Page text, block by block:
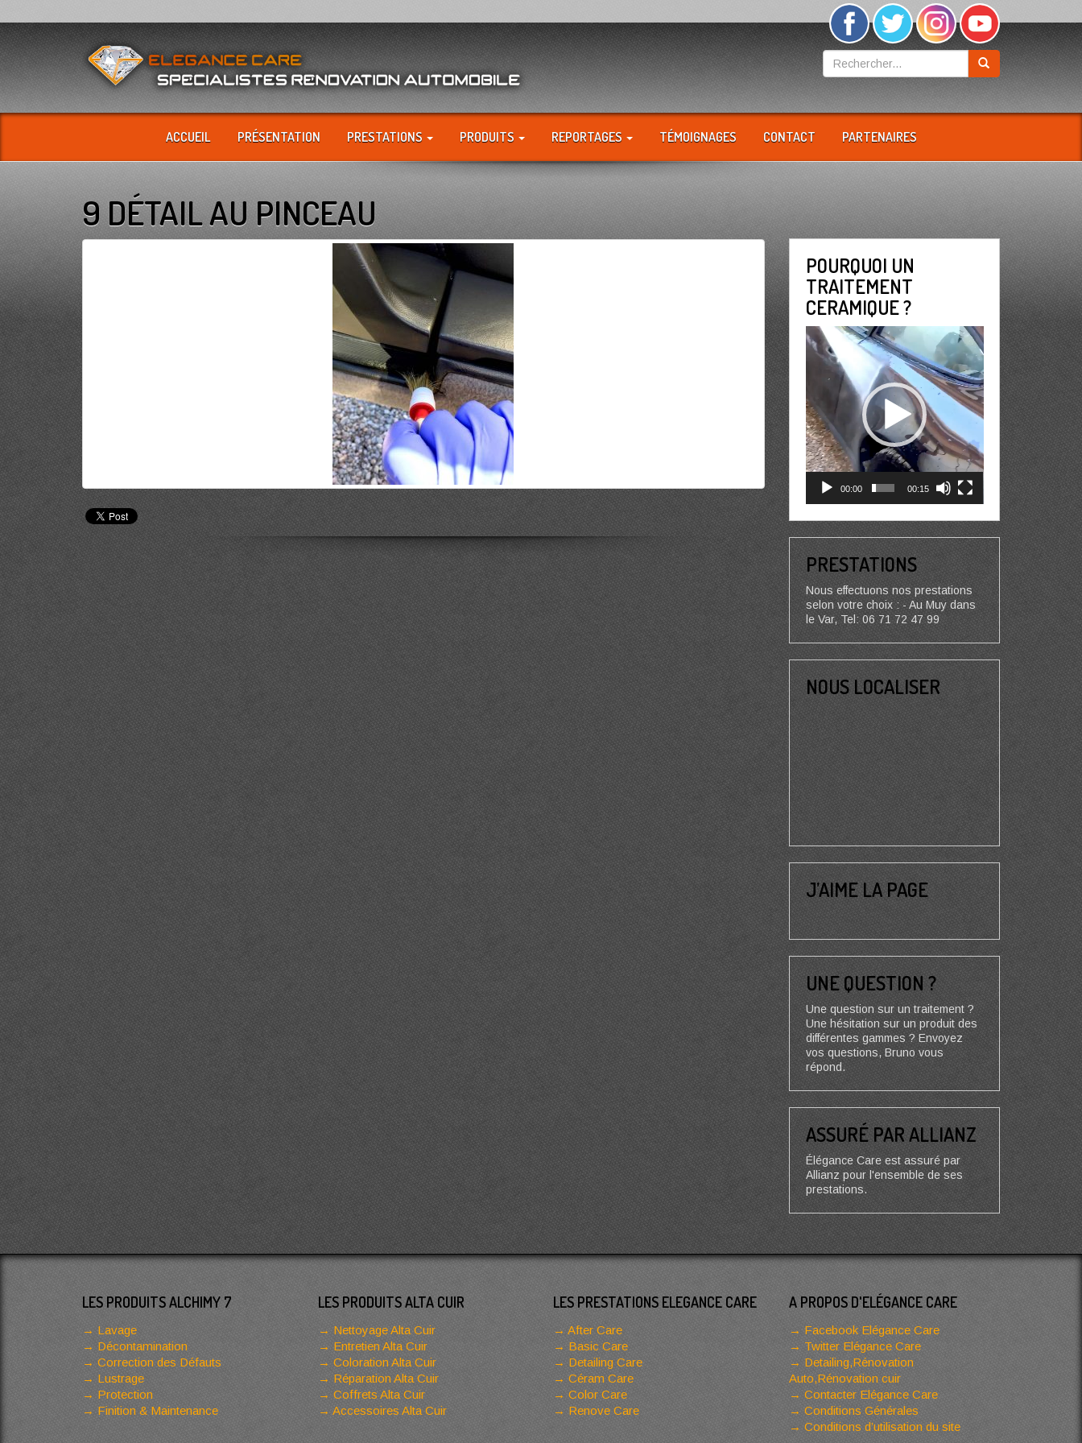
ACCUEIL PRÉSENTATION PRESTATIONS PRODUITS REPORTAGES TÉMOIGNAGES CONTACT PARTENAIRES
9 DÉTAIL AU PINCEAU
POURQUOI UN
TRAITEMENT
CERAMIQUE ?
Lecteur
vidéo
00:00 00:15
PRESTATIONS
Nous effectuons nos prestations
selon votre choix : - Au Muy dans
le Var, Tel: 06 71 72 47 99
NOUS LOCALISER
J’AIME LA PAGE
UNE QUESTION ?
Une question sur un traitement ?
Une hésitation sur un produit des
différentes gammes ? Envoyez
vos questions, Bruno vous
répond.
ASSURÉ PAR ALLIANZ
Élégance Care est assuré par
Allianz pour l'ensemble de ses
prestations.
LES PRODUITS ALCHIMY 7
Lavage
Décontamination
Correction des Défauts
Lustrage
Protection
Finition & Maintenance
LES PRODUITS ALTA CUIR
Nettoyage Alta Cuir
Entretien Alta Cuir
Coloration Alta Cuir
Réparation Alta Cuir
Coffrets Alta Cuir
Accessoires Alta Cuir
LES PRESTATIONS ELEGANCE CARE
After Care
Basic Care
Detailing Care
Céram Care
Color Care
Renove Care
A PROPOS D'ELÉGANCE CARE
Facebook Elégance Care
Twitter Elégance Care
Detailing,Rénovation
Auto,Rénovation cuir
Contacter Elégance Care
Conditions Générales
Conditions d’utilisation du site